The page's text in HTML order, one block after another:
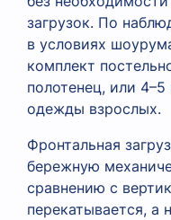
загрузок. По
в условиях
комплект
полотенец, или
одежды взрослых.
Фронтальная
бережную
сравнению с
перекатывается, а